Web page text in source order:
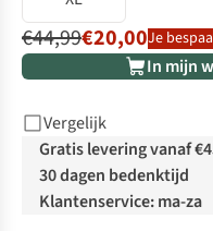
€44,99€20,00Je
In mijn
Vergelijk
Gratis levering vanaf
30 dagen bedenktijd
Klantenservice: ma-za